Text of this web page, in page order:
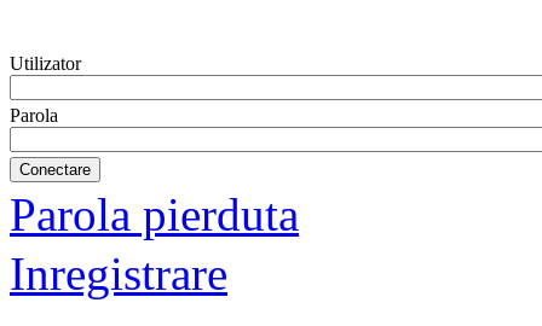
Utilizator
Parola
Parola pierduta
Inregistrare